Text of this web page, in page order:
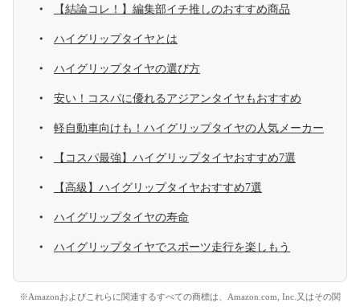
【結論コレ！】編集部イチ推しのおすすめ商品
ハイグリップタイヤとは
ハイグリップタイヤの選び方
安い！コスパに優れるアジアンタイヤもおすすめ
軽自動車向けも！ハイグリップタイヤの人気メーカー
【コスパ最強】ハイグリップタイヤおすすめ7選
【高級】ハイグリップタイヤおすすめ7選
ハイグリップタイヤの寿命
ハイグリップタイヤでスポーツ走行を楽しもう
※Amazonおよびこれらに関連するすべての商標は、Amazon.com, Inc.又はその関